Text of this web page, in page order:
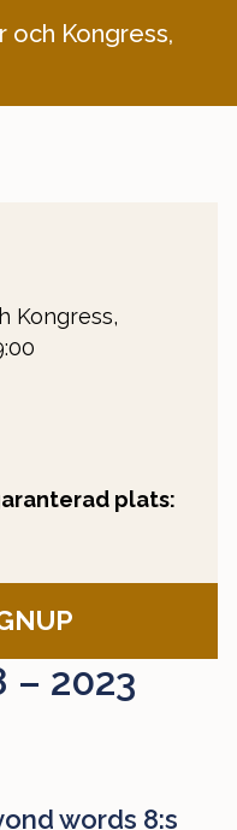
och Kongress,
– 2023
words 8:s
Kongress,
plats: